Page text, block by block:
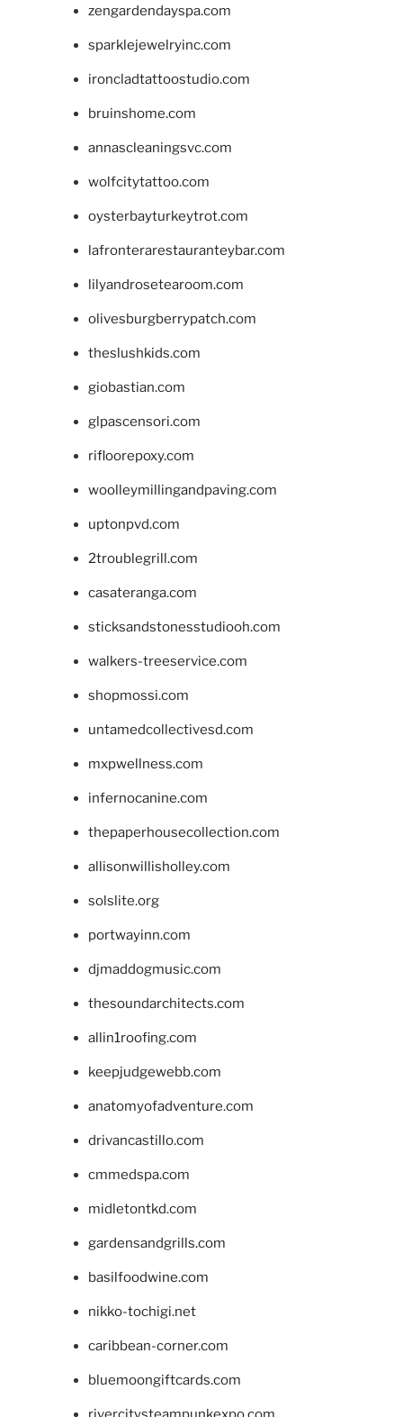
zengardendayspa.com
sparklejewelryinc.com
ironcladtattoostudio.com
bruinshome.com
annascleaningsvc.com
wolfcitytattoo.com
oysterbayturkeytrot.com
lafronterarestauranteybar.com
lilyandrosetearoom.com
olivesburgberrypatch.com
theslushkids.com
giobastian.com
glpascensori.com
rifloorepoxy.com
woolleymillingandpaving.com
uptonpvd.com
2troublegrill.com
casateranga.com
sticksandstonesstudiooh.com
walkers-treeservice.com
shopmossi.com
untamedcollectivesd.com
mxpwellness.com
infernocanine.com
thepaperhousecollection.com
allisonwillisholley.com
solslite.org
portwayinn.com
djmaddogmusic.com
thesoundarchitects.com
allin1roofing.com
keepjudgewebb.com
anatomyofadventure.com
drivancastillo.com
cmmedspa.com
midletontkd.com
gardensandgrills.com
basilfoodwine.com
nikko-tochigi.net
caribbean-corner.com
bluemoongiftcards.com